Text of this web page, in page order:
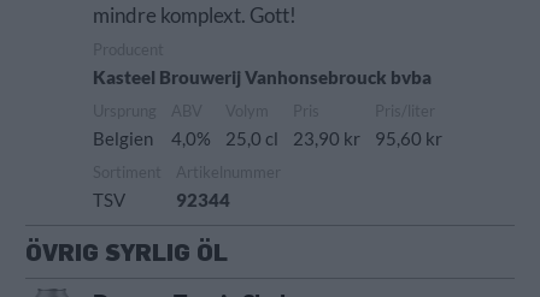
mindre komplext. Gott!
Kasteel Brouwerij Vanhonsebrouck bvba
Belgien 4,0% 25,0 cl 23,90 kr 95,60 kr
TSV 92344
ÖVRIG SYRLIG ÖL